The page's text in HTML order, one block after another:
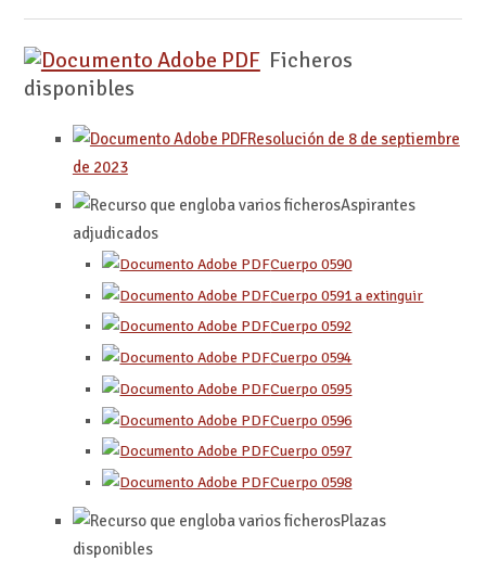
Ficheros
disponibles
Resolución de 8 de septiembre
de 2023
Aspirantes
adjudicados
Cuerpo 0590
Cuerpo 0591 a extinguir
Cuerpo 0592
Cuerpo 0594
Cuerpo 0595
Cuerpo 0596
Cuerpo 0597
Cuerpo 0598
Plazas
disponibles